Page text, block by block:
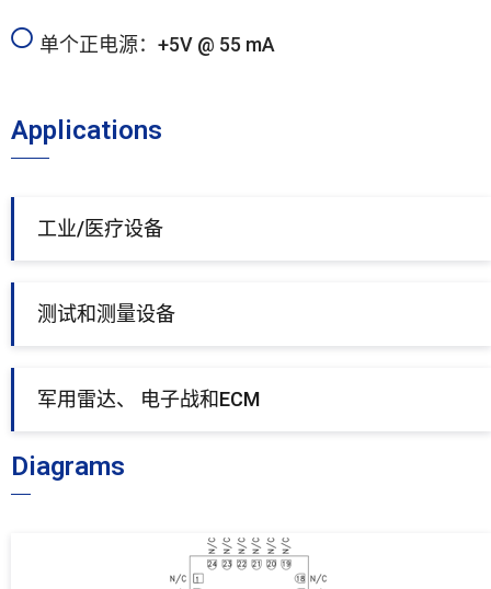
单个正电源：+5V @ 55 mA
Applications
工业/医疗设备
测试和测量设备
军用雷达、 电子战和ECM
Diagrams